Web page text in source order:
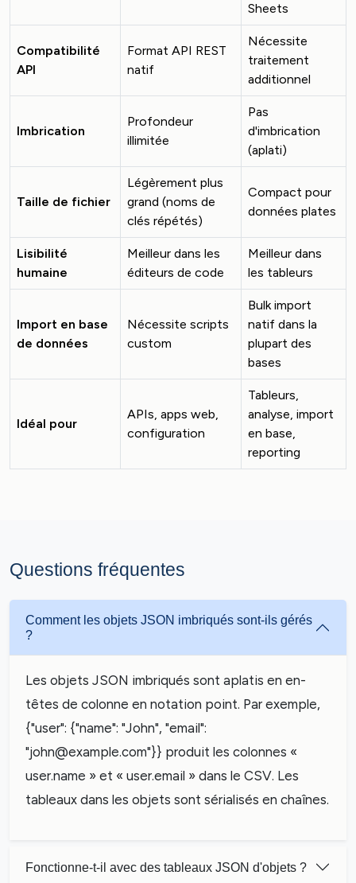
Sheets
Compatibilité
API
Format API REST
natif
Nécessite
traitement
additionnel
Imbrication
Profondeur
illimitée
Pas
d'imbrication
(aplati)
Taille de fichier
Légèrement plus
grand (noms de
clés répétés)
Compact pour
données plates
Lisibilité
humaine
Meilleur dans les
éditeurs de code
Meilleur dans
les tableurs
Import en base
de données
Nécessite scripts
custom
Bulk import
natif dans la
plupart des
bases
Idéal pour
APIs, apps web,
configuration
Tableurs,
analyse, import
en base,
reporting
Questions fréquentes
Comment les objets JSON imbriqués sont-ils gérés
?
Les objets JSON imbriqués sont aplatis en en-
têtes de colonne en notation point. Par exemple,
{"user": {"name": "John", "email":
"john@example.com"}} produit les colonnes «
user.name » et « user.email » dans le CSV. Les
tableaux dans les objets sont sérialisés en chaînes.
Fonctionne-t-il avec des tableaux JSON d'objets ?